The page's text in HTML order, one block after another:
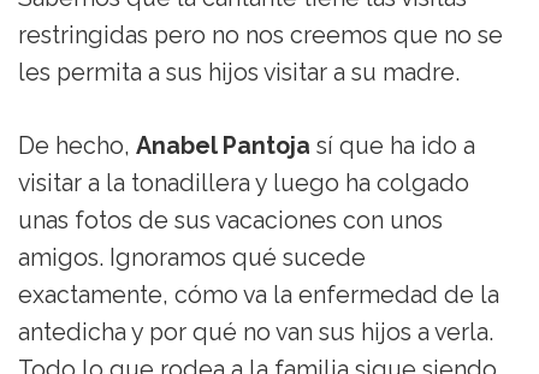
restringidas pero no nos creemos que no se
les permita a sus hijos visitar a su madre.
De hecho, Anabel Pantoja sí que ha ido a
visitar a la tonadillera y luego ha colgado
unas fotos de sus vacaciones con unos
amigos. Ignoramos qué sucede
exactamente, cómo va la enfermedad de la
antedicha y por qué no van sus hijos a verla.